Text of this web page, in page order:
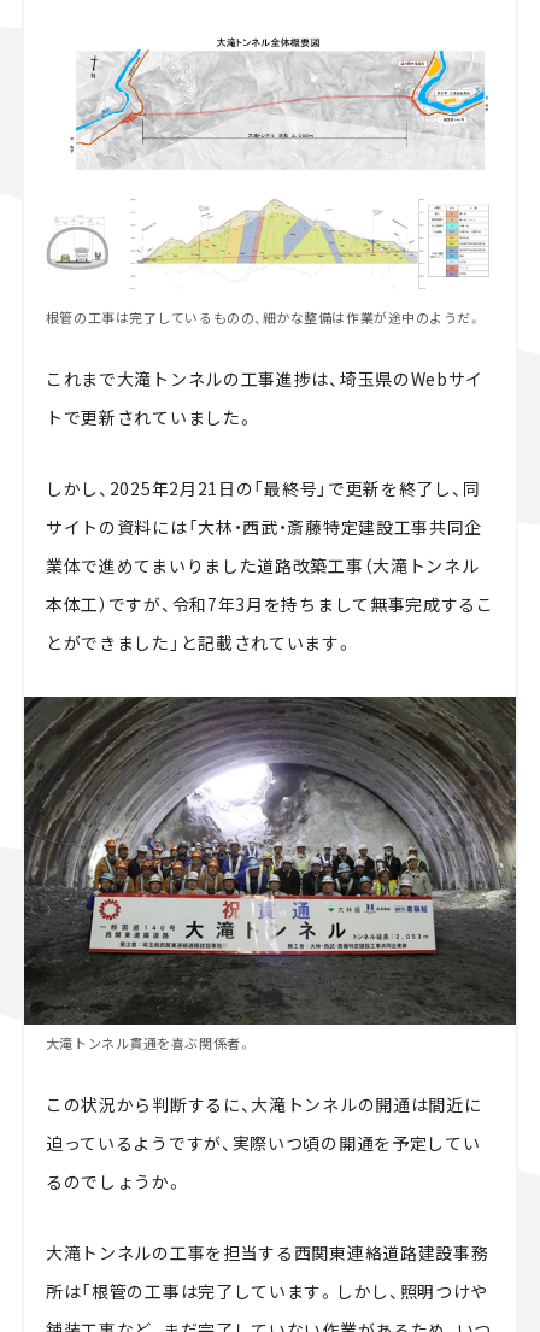
根管の工事は完了しているものの、細かな整備は作業が途中のようだ。
これまで大滝トンネルの工事進捗は、埼玉県のWebサイ
トで更新されていました。
しかし、2025年2月21日の「最終号」で更新を終了し、同
サイトの資料には「大林・西武・斎藤特定建設工事共同企
業体で進めてまいりました道路改築工事（大滝トンネル
本体工）ですが、令和7年3月を持ちまして無事完成するこ
とができました」と記載されています。
大滝トンネル貫通を喜ぶ関係者。
この状況から判断するに、大滝トンネルの開通は間近に
迫っているようですが、実際いつ頃の開通を予定してい
るのでしょうか。
大滝トンネルの工事を担当する西関東連絡道路建設事務
所は「根管の工事は完了しています。しかし、照明つけや